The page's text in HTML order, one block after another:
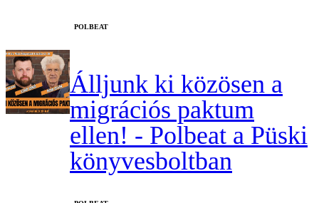
‎POLBEAT
Álljunk ki közösen a
migrációs paktum
ellen! - Polbeat a Püski
könyvesboltban